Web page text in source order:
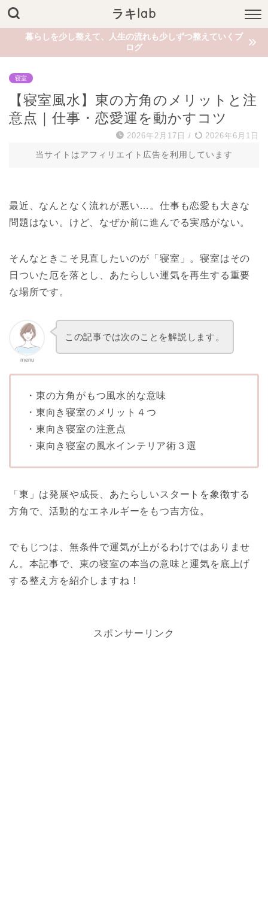
ラキlab
暮らしを少し整えて、人生の流れも少しずつ整えていくブ
ログ
寝室
【寝室風水】東の方角のメリットと注
意点｜仕事・恋愛運を動かすコツ
2026年2月17日 / 2026年6月1日
当サイトはアフィリエイト広告を利用しています
最近、なんとなく流れが悪い…。仕事も恋愛も大きな
問題はない。けど、なぜか前に進んでる実感がない。
そんなときこそ見直したいのが「寝室」。寝室はその
日ついた厄を落とし、あたらしい運気を再生する重要
な場所です。
menu
この記事では次のことを解説します。
・東の方角がもつ風水的な意味
・東向き寝室のメリット４つ
・東向き寝室の注意点
・東向き寝室の風水インテリア術３選
「東」は発展や成長、あたらしいスタートを象徴する
方角で、活動的なエネルギーをもつ吉方位。
でもじつは、無条件で運気が上がるわけではありませ
ん。本記事で、東の寝室の本当の意味と運気を底上げ
する整え方を紹介しますね！
スポンサーリンク